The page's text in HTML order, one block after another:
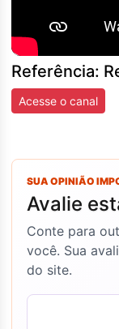
Referência:
Acesse o canal
SUA OPINIÃO
Avalie
Conte para
você. Sua
do site.